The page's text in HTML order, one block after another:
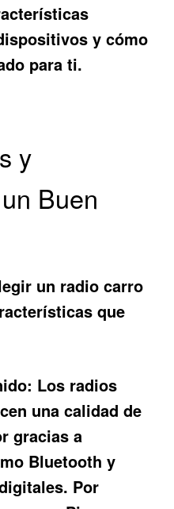
y cómo
para ti.
y
Buen
un radio carro
que
Los radios
una calidad de
gracias a
Bluetooth y
Por